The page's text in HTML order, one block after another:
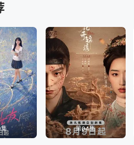
第04集